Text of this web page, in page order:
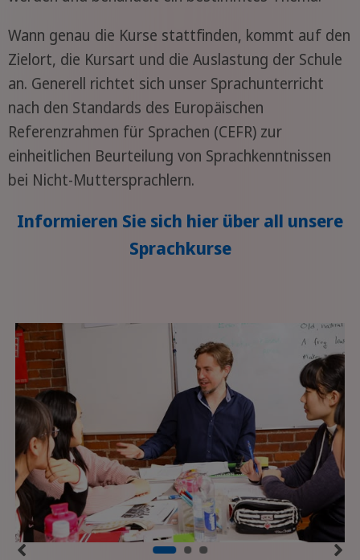
Wann genau die Kurse stattfinden, kommt auf den
Zielort, die Kursart und die Auslastung der Schule
an. Generell richtet sich unser Sprachunterricht
nach den Standards des Europäischen
Referenzrahmen für Sprachen (CEFR) zur
einheitlichen Beurteilung von Sprachkenntnissen
bei Nicht-Muttersprachlern.
Informieren Sie sich hier über all unsere
Sprachkurse